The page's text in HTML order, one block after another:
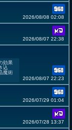
2026/08/08 02:08
2026/08/07 22:38
効果
込
魔術
2026/08/07 22:23
2026/07/29 01:04
2026/07/28 13:37